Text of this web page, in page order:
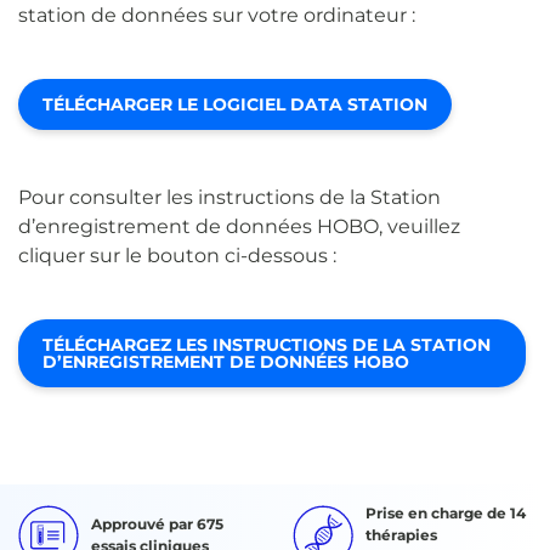
station de données sur votre ordinateur :
TÉLÉCHARGER LE LOGICIEL DATA STATION
Pour consulter les instructions de la Station
d’enregistrement de données HOBO, veuillez
cliquer sur le bouton ci-dessous :
TÉLÉCHARGEZ LES INSTRUCTIONS DE LA STATION
D’ENREGISTREMENT DE DONNÉES HOBO
Approuvé par 675
essais cliniques
Prise en charge de 14
thérapies